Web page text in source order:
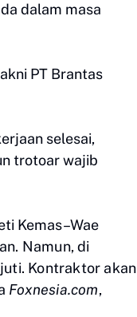
dalam masa
PT Brantas
selesai,
trotoar wajib
Kemas–Wae
Namun, di
Kontraktor akan
Foxnesia.com,